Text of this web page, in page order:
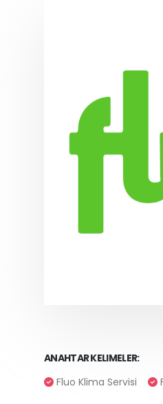
ANAHTAR KELIMELER:
Fluo Klima Servisi